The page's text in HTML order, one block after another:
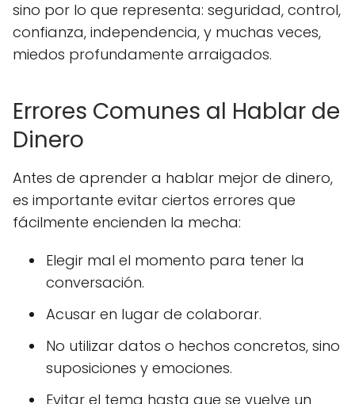
sino por lo que representa: seguridad, control,
confianza, independencia, y muchas veces,
miedos profundamente arraigados.
Errores Comunes al Hablar de
Dinero
Antes de aprender a hablar mejor de dinero,
es importante evitar ciertos errores que
fácilmente encienden la mecha:
Elegir mal el momento para tener la
conversación.
Acusar en lugar de colaborar.
No utilizar datos o hechos concretos, sino
suposiciones y emociones.
Evitar el tema hasta que se vuelve un